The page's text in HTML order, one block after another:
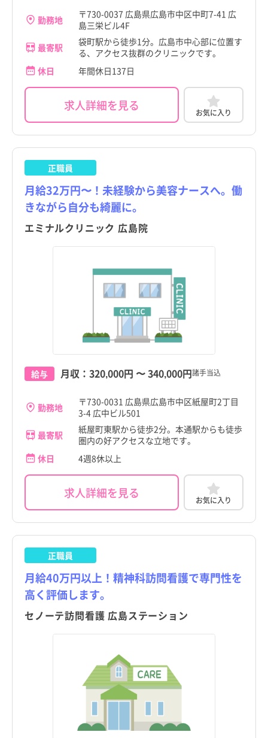
勤務地
〒730-0037 広島県広島市中区中町7-41 広
島三栄ビル4F
最寄駅
袋町駅から徒歩1分。広島市中心部に位置す
る、アクセス抜群のクリニックです。
休日
年間休日137日
求人詳細を見る お気に入り
正職員
月給32万円〜！未経験から美容ナースへ。働
きながら自分も綺麗に。
エミナルクリニック 広島院
給与 月収： 320,000円 〜340,000円諸手当込
勤務地
〒730-0031 広島県広島市中区紙屋町2丁目
3-4 広中ビル501
最寄駅
紙屋町東駅から徒歩2分。本通駅からも徒歩
圏内の好アクセスな立地です。
休日
4週8休以上
求人詳細を見る お気に入り
正職員
月給40万円以上！精神科訪問看護で専門性を
高く評価します。
セノーテ訪問看護 広島ステーション